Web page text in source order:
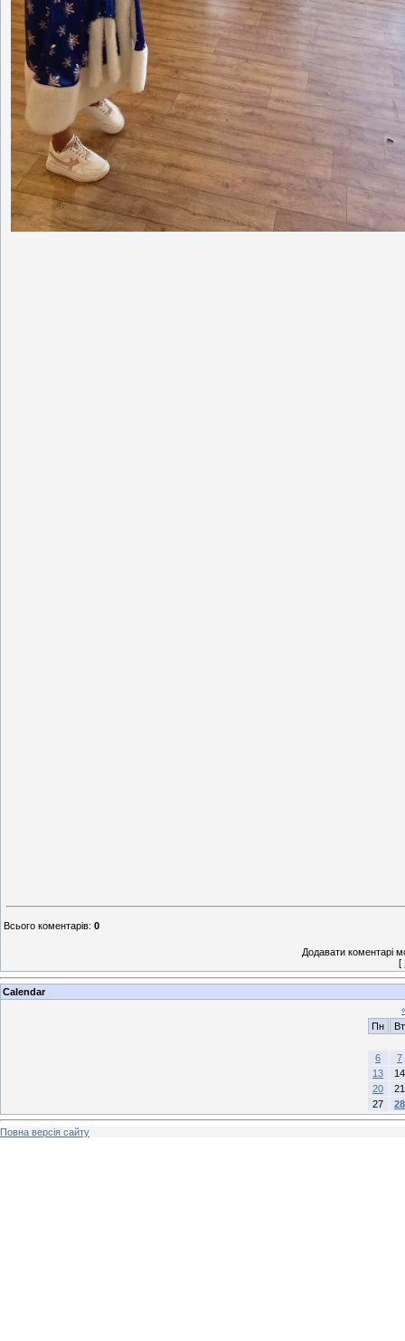
Всього коментарів: 0
Додавати коментарі
[
Calendar
Пн
Вт
6
7
13
14
20
21
27
28
Повна версія сайту